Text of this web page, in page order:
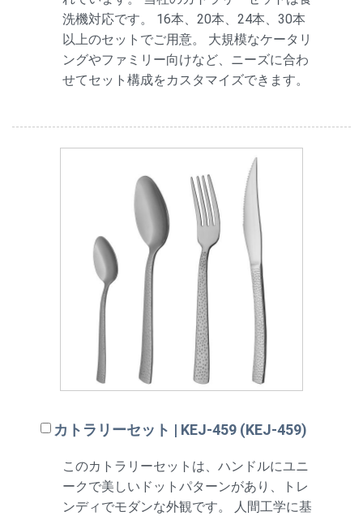
洗機対応です。 16本、20本、24本、30本
以上のセットでご用意。 大規模なケータリ
ングやファミリー向けなど、ニーズに合わ
せてセット構成をカスタマイズできます。
カトラリーセット | KEJ-459 (KEJ-459)
このカトラリーセットは、ハンドルにユニ
ークで美しいドットパターンがあり、トレ
ンディでモダンな外観です。 人間工学に基